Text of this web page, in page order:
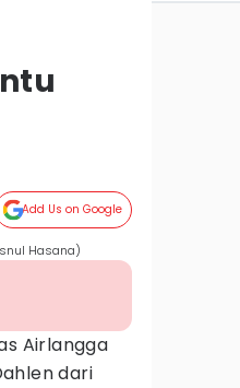
Add Us on Google
Hasana)
Airlangga
dari